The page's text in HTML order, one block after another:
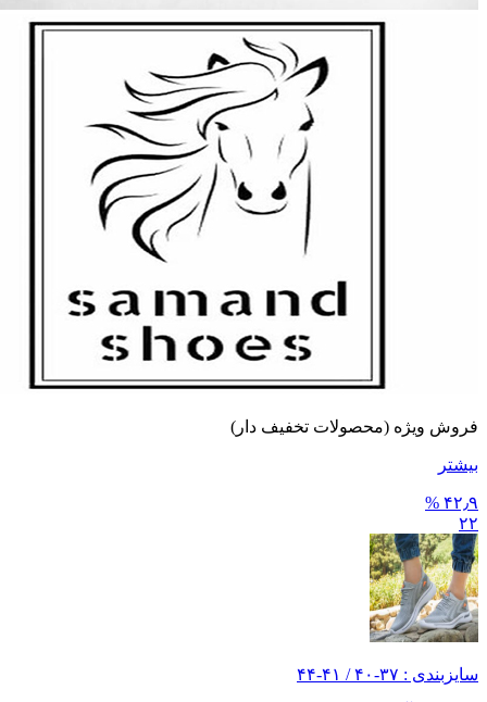
فروش ویژه (محصولات تخفیف دار)
بیشتر
۴۲٫۹ %
۲۲
سایز‌بندی : ۳۷-۴۰ / ۴۱-۴۴